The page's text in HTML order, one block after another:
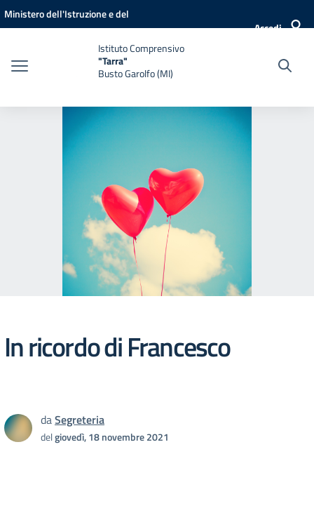
Vai ai contenuti
Vai al menu di navigazione
Vai al footer
Ministero dell'Istruzione e del
Accedi
Istituto Comprensivo
"Tarra"
Busto Garolfo (MI)
In ricordo di Francesco
daSegreteria
delgiovedì, 18 novembre 2021